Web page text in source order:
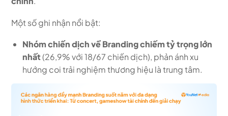
Một số ghi nhận nổi bật:
Nhóm chiến dịch về Branding chiếm tỷ trọng lớn
nhất(26,9% với 18/67 chiến dịch), phản ánh xu
hướng coi trải nghiệm thương hiệu là trung tâm.